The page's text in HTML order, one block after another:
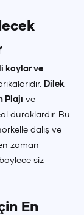
koylar ve
Dilek
Plajı ve
duraklardır. Bu
dalış ve
zaman
siz
En